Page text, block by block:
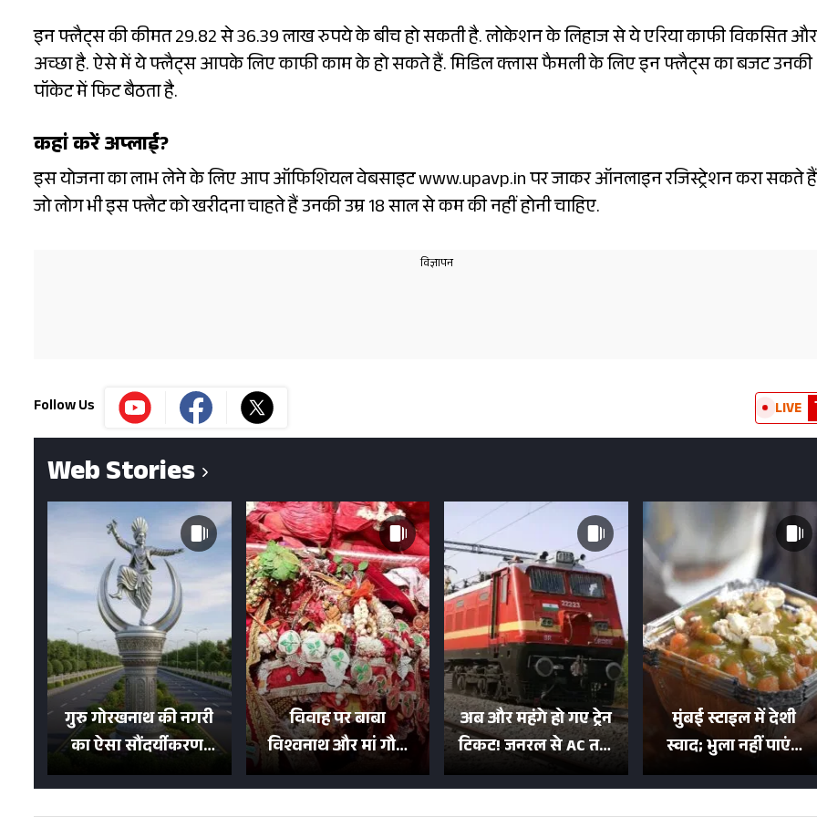
इन फ्लैट्स की कीमत 29.82 से 36.39 लाख रुपये के बीच हो सकती है. लोकेशन के लिहाज से ये एरिया काफी विकसित और
अच्छा है. ऐसे में ये फ्लैट्स आपके लिए काफी काम के हो सकते हैं. मिडिल क्लास फैमली के लिए इन फ्लैट्स का बजट उनकी
पॉकेट में फिट बैठता है.
कहां करें अप्लाई?
इस योजना का लाभ लेने के लिए आप ऑफिशियल वेबसाइट www.upavp.in पर जाकर ऑनलाइन रजिस्ट्रेशन करा सकते
जो लोग भी इस फ्लैट को खरीदना चाहते हैं उनकी उम्र 18 साल से कम की नहीं होनी चाहिए.
Follow Us LIVE
Web Stories
गुरु गोरखनाथ की नगरी
का ऐसा सौंदर्यीकरण!
मन मोह लेंगी शहर की
विवाह पर बाबा
विश्वनाथ और मां गौरा
को 6 लाख रुपये का
अब और महंगे हो गए ट्रेन
टिकट! जनरल से AC तक
का बढ़ा किराया; दिल्ली
मुंबई स्टाइल में देशी
स्वाद; भुला नहीं पाएंगे
मुल्तानी छोले-पाव का